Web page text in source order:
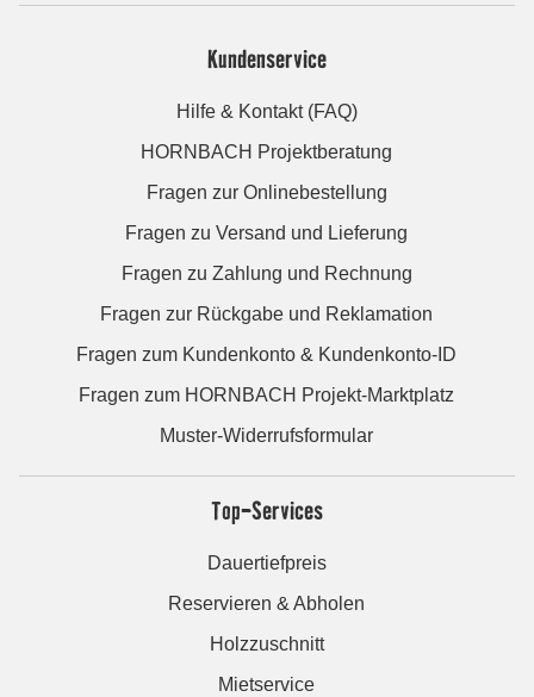
Kundenservice
Hilfe & Kontakt (FAQ)
HORNBACH Projektberatung
Fragen zur Onlinebestellung
Fragen zu Versand und Lieferung
Fragen zu Zahlung und Rechnung
Fragen zur Rückgabe und Reklamation
Fragen zum Kundenkonto & Kundenkonto-ID
Fragen zum HORNBACH Projekt-Marktplatz
Muster-Widerrufsformular
Top-Services
Dauertiefpreis
Reservieren & Abholen
Holzzuschnitt
Mietservice